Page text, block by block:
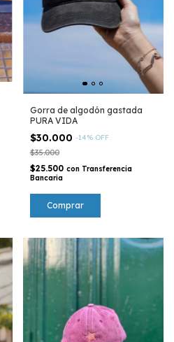
Gorra de algodón gastada
PURA VIDA
$30.000 -14% OFF
$35.000
$25.500 con Transferencia
Bancaria